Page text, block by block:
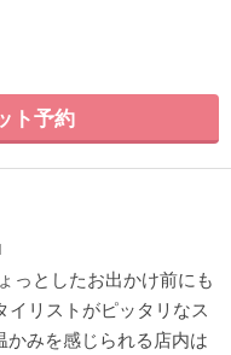
ト予約
っとしたお出かけ前にも
リストがピッタリなス
みを感じられる店内は